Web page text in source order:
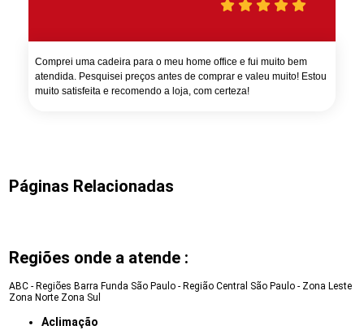
Comprei uma cadeira para o meu home office e fui muito bem
atendida. Pesquisei preços antes de comprar e valeu muito! Estou
muito satisfeita e recomendo a loja, com certeza!
Páginas Relacionadas
Regiões onde a atende :
ABC - Regiões Barra Funda São Paulo - Região Central São Paulo - Zona Leste
Zona Norte Zona Sul
Aclimação